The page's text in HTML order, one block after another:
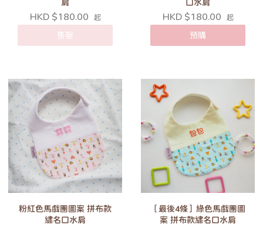
HKD $180.00 起
售罄
HKD $180.00 起
預購
粉紅色馬戲團圖案 拼布款
繡名口水肩
［最後4條］綠色馬戲團圖
案 拼布款繡名口水肩